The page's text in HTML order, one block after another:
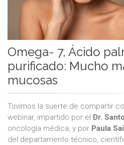
Omega- 7, Ácido
purificado: Mucho
mucosas
Tuvimos la suerte de compartir
webinar, impartido por el Dr.
oncología médica, y por Paula
del departamento técnico,